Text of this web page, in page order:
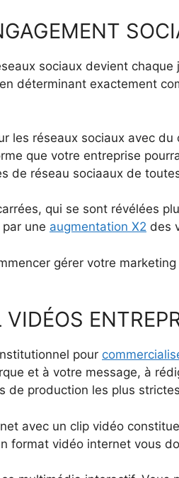
sociaux devient
déterminant exactement
les réseaux sociaux avec
que votre entreprise
de réseau sociaaux de
qui se sont révélées
une augmentation X2 des
gérer votre
pour
et à votre message, à
de production les plus
avec un clip vidéo
format vidéo internet vous